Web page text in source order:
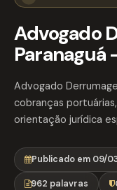
Advogado
Paranaguá
Advogado
cobranças
orientação jurídica
Publicado em 09/
962 palavras